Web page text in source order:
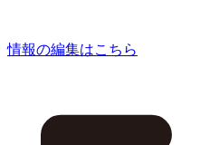
情報の編集はこちら